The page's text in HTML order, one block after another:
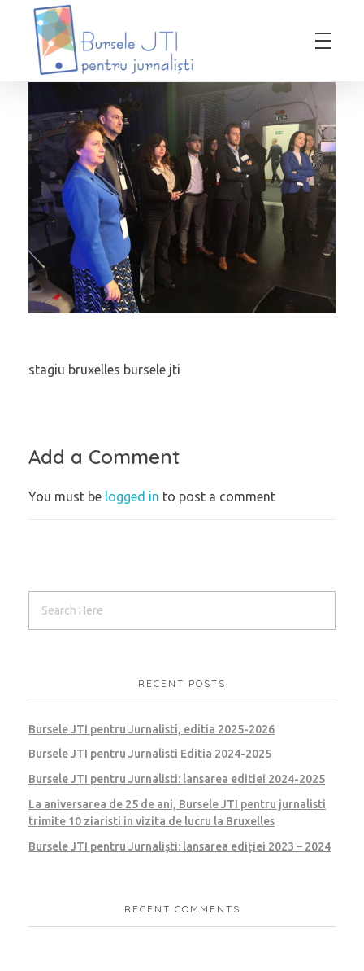
Bursele JTI pentru Jurnalisti
ediția 2018-2019
stagiu bruxelles bursele jti
Add a Comment
You must be logged in to post a comment
RECENT POSTS
Bursele JTI pentru Jurnalisti, editia 2025-2026
Bursele JTI pentru Jurnalisti Editia 2024-2025
Bursele JTI pentru Jurnalisti: lansarea editiei 2024-2025
La aniversarea de 25 de ani, Bursele JTI pentru jurnalisti
trimite 10 ziaristi in vizita de lucru la Bruxelles
Bursele JTI pentru Jurnaliști: lansarea ediției 2023 – 2024
RECENT COMMENTS